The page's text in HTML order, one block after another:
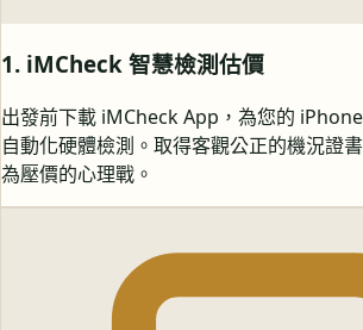
1. iMCheck 智慧檢測估價
出發前下載 iMCheck App，為您的
自動化硬體檢測。取得客觀公正的機況證
為壓價的心理戰。